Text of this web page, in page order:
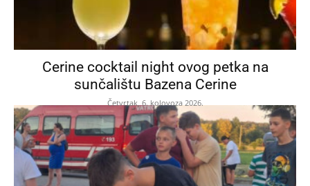
Cerine cocktail night ovog petka na
sunčalištu Bazena Cerine
Četvrtak, 6. kolovoza 2026.